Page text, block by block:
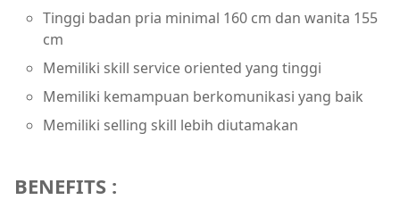
Tinggi badan pria minimal 160 cm dan wanita 155
cm
Memiliki skill service oriented yang tinggi
Memiliki kemampuan berkomunikasi yang baik
Memiliki selling skill lebih diutamakan
BENEFITS :